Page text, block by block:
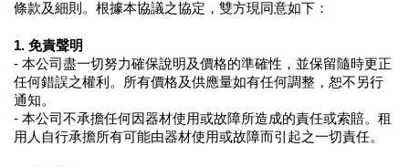
條款及細則。根據本協議之協定，雙方現同意如下：
1. 免責聲明
- 本公司盡一切努力確保說明及價格的準確性，並保留隨時更正
任何錯誤之權利。所有價格及供應量如有任何調整，恕不另行
通知。
- 本公司不承擔任何因器材使用或故障所造成的責任或索賠。租
用人自行承擔所有可能由器材使用或故障而引起之一切責任。